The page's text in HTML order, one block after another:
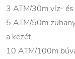
3 ATM/30m víz-
5 ATM/50m
a kezét.
10 ATM/100m